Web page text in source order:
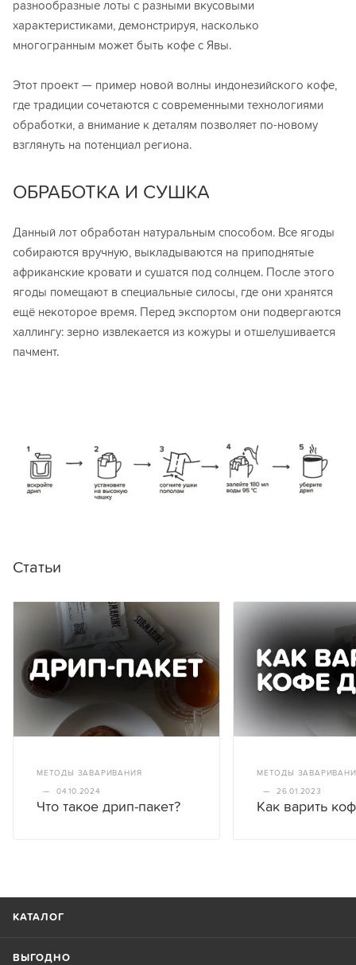
разнообразные лоты с разными вкусовыми
характеристиками, демонстрируя, насколько
многогранным может быть кофе с Явы.
Этот проект — пример новой волны индонезийского кофе,
где традиции сочетаются с современными технологиями
обработки, а внимание к деталям позволяет по-новому
взглянуть на потенциал региона.
ОБРАБОТКА И СУШКА
Данный лот обработан натуральным способом. Все ягоды
собираются вручную, выкладываются на приподнятые
африканские кровати и сушатся под солнцем. После этого
ягоды помещают в специальные силосы, где они хранятся
ещё некоторое время. Перед экспортом они подвергаются
халлингу: зерно извлекается из кожуры и отшелушивается
пачмент.
Статьи
МЕТОДЫ ЗАВАРИВАНИЯ
— 04.10.2024
Что такое дрип-пакет?
МЕТОДЫ
— 26.01.2023
Как варить
КАТАЛОГ
ВЫГОДНО